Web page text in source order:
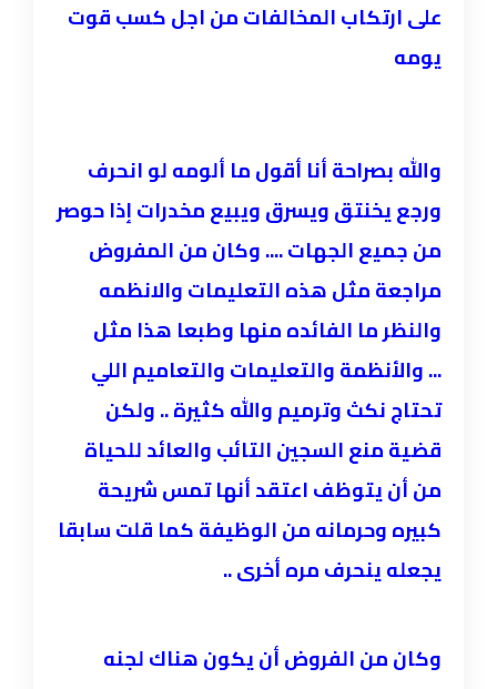
على ارتكاب المخالفات من اجل كسب قوت
يومه
والله بصراحة أنا أقول ما ألومه لو انحرف
ورجع يخنتق ويسرق ويبيع مخدرات إذا حوصر
من جميع الجهات .... وكان من المفروض
مراجعة مثل هذه التعليمات والانظمه
والنظر ما الفائده منها وطبعا هذا مثل
...والأنظمة والتعليمات والتعاميم اللي
تحتاج نكث وترميم والله كثيرة.. ولكن
قضية منع السجين التائب والعائد للحياة
من أن يتوظف اعتقد أنها تمس شريحة
كبيره وحرمانه من الوظيفة كما قلت سابقا
يجعله ينحرف مره أخرى ..
وكان من الفروض أن يكون هناك لجنه